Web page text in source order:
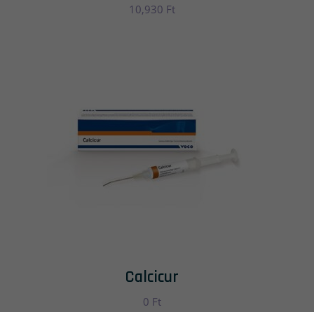
10,930 Ft
Calcicur
0 Ft